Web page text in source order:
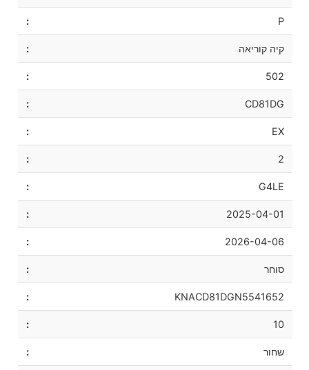
P
קיה קוריאה
502
CD81DG
EX
2
G4LE
2025-04-01
2026-04-06
סוחר
KNACD81DGN5541652
10
שחור